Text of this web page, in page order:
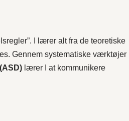
I lærer alt fra de teoretiske
Gennem systematiske værktøjer
lærer I at kommunikere